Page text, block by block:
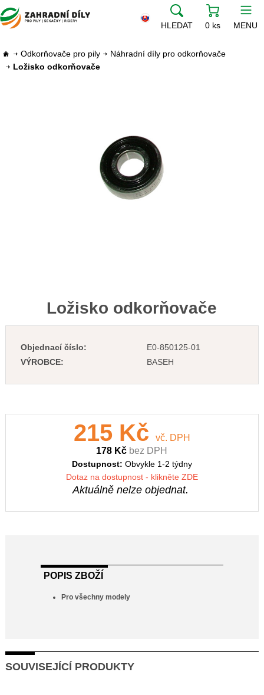
HLEDAT 0 ks MENU
Odkorňovače pro pily
Náhradní díly pro odkorňovače
Ložisko odkorňovače
Ložisko odkorňovače
Objednací číslo:
E0-850125-01
VÝROBCE:
BASEH
215 Kč
vč. DPH
178 Kč bez DPH
Dostupnost: Obvykle 1-2 týdny
Dotaz na dostupnost - klikněte ZDE
Aktuálně nelze objednat.
POPIS ZBOŽÍ
Pro všechny modely
SOUVISEJÍCÍ PRODUKTY